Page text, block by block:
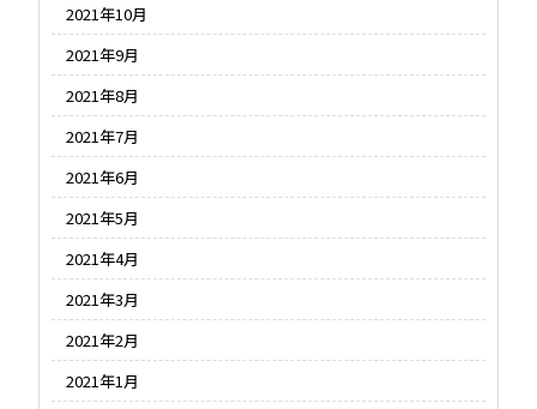
2021年10月
2021年9月
2021年8月
2021年7月
2021年6月
2021年5月
2021年4月
2021年3月
2021年2月
2021年1月